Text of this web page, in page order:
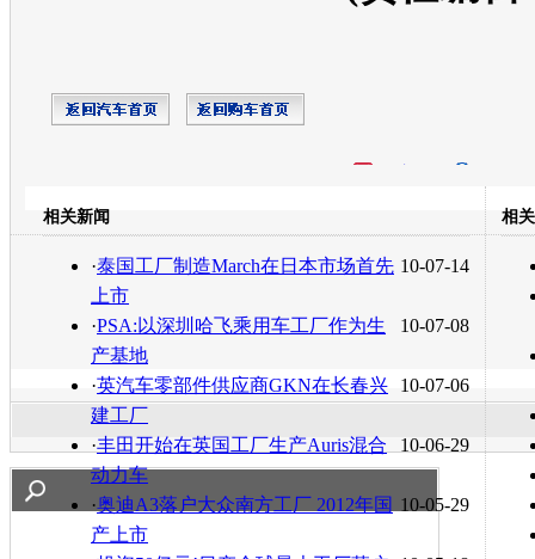
转发至：
相关新闻
10-07-14
·泰国工厂制造March在日本市场首先
上市
10-07-08
·PSA:以深圳哈飞乘用车工厂作为生
产基地
10-07-06
·英汽车零部件供应商GKN在长春兴
建工厂
10-06-29
·丰田开始在英国工厂生产Auris混合
动力车
10-05-29
·奥迪A3落户大众南方工厂 2012年国
产上市
相